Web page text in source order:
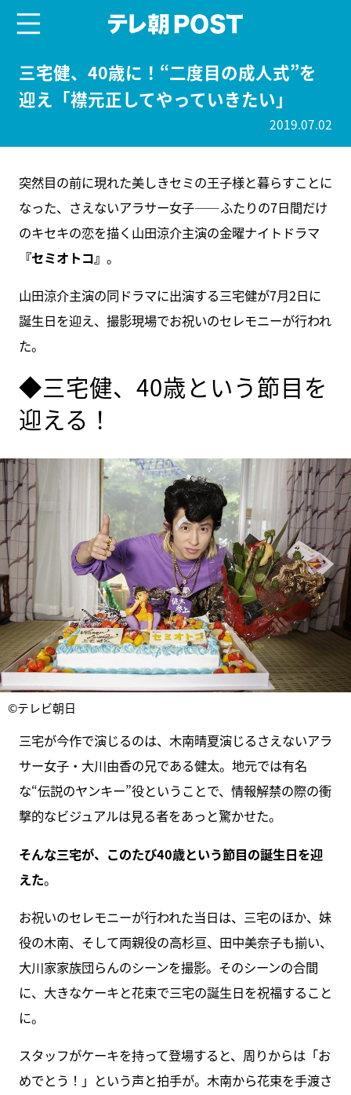
三宅健、40歳に！“二度目の成人式”を
迎え「襟元正してやっていきたい」
2019.07.02
突然目の前に現れた美しきセミの王子様と暮らすことに
なった、さえないアラサー女子――ふたりの7日間だけ
のキセキの恋を描く山田涼介主演の金曜ナイトドラマ
『セミオトコ』 。
山田涼介主演の同ドラマに出演する三宅健が7月2日に
誕生日を迎え、撮影現場でお祝いのセレモニーが行われ
た。
◆三宅健、40歳という節目を
迎える！
©テレビ朝日
三宅が今作で演じるのは、木南晴夏演じるさえないアラ
サー女子・大川由香の兄である健太。地元では有名
な“伝説のヤンキー”役ということで、情報解禁の際の衝
撃的なビジュアルは見る者をあっと驚かせた。
そんな三宅が、このたび40歳という節目の誕生日を迎
えた。
お祝いのセレモニーが行われた当日は、三宅のほか、妹
役の木南、そして両親役の高杉亘、田中美奈子も揃い、
大川家家族団らんのシーンを撮影。そのシーンの合間
に、大きなケーキと花束で三宅の誕生日を祝福すること
に。
スタッフがケーキを持って登場すると、周りからは「お
めでとう！」という声と拍手が。木南から花束を手渡さ